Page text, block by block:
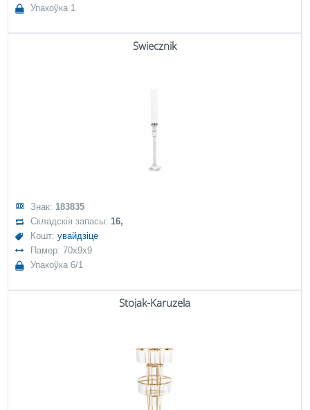
Упакоўка 1
Świecznik
Знак: 183835
Складскія запасы:16,
Кошт:увайдзіце
Памер: 70x9x9
Упакоўка 6/1
Stojak-Karuzela